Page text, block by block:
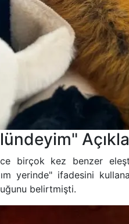
birçok kez benzer
yerinde" ifadesini
belirtmişti.